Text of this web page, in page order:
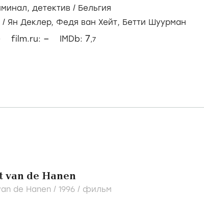
, детектив / Бельгия
/ Ян Деклер, Федя ван Хейт, Бетти Шуурман
film.ru: – IMDb: 7,7
van de Hanen
de Hanen / 1996 / фильм